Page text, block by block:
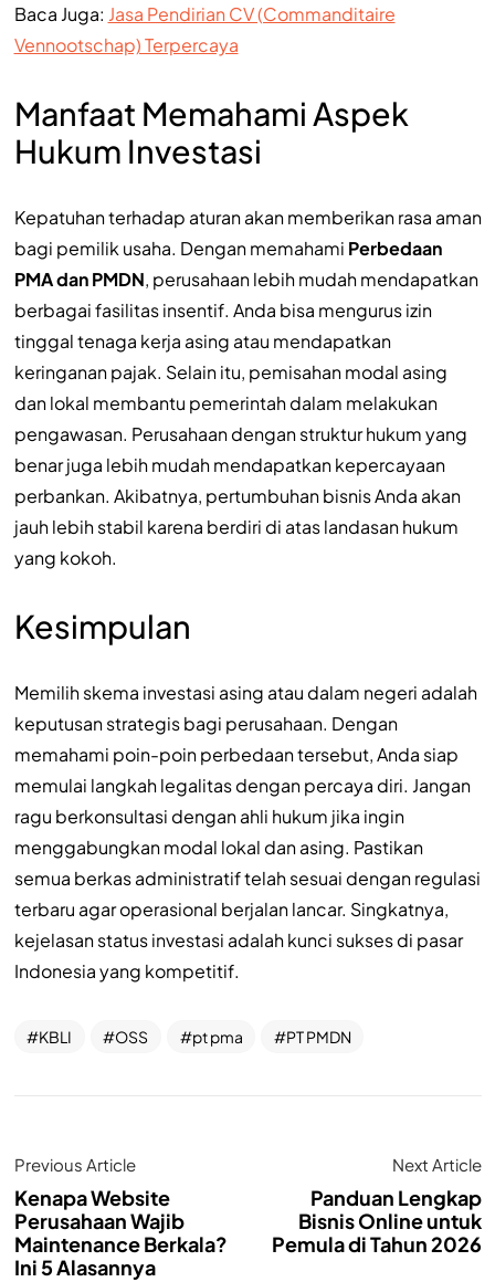
Baca Juga: Jasa Pendirian CV (Commanditaire
Vennootschap) Terpercaya
Manfaat Memahami Aspek
Hukum Investasi
Kepatuhan terhadap aturan akan memberikan rasa aman
bagi pemilik usaha. Dengan memahami Perbedaan
PMA dan PMDN, perusahaan lebih mudah mendapatkan
berbagai fasilitas insentif. Anda bisa mengurus izin
tinggal tenaga kerja asing atau mendapatkan
keringanan pajak. Selain itu, pemisahan modal asing
dan lokal membantu pemerintah dalam melakukan
pengawasan. Perusahaan dengan struktur hukum yang
benar juga lebih mudah mendapatkan kepercayaan
perbankan. Akibatnya, pertumbuhan bisnis Anda akan
jauh lebih stabil karena berdiri di atas landasan hukum
yang kokoh.
Kesimpulan
Memilih skema investasi asing atau dalam negeri adalah
keputusan strategis bagi perusahaan. Dengan
memahami poin-poin perbedaan tersebut, Anda siap
memulai langkah legalitas dengan percaya diri. Jangan
ragu berkonsultasi dengan ahli hukum jika ingin
menggabungkan modal lokal dan asing. Pastikan
semua berkas administratif telah sesuai dengan regulasi
terbaru agar operasional berjalan lancar. Singkatnya,
kejelasan status investasi adalah kunci sukses di pasar
Indonesia yang kompetitif.
KBLI OSS pt pma PT PMDN
Previous Article
Kenapa Website
Perusahaan Wajib
Maintenance Berkala?
Ini 5 Alasannya
Next Article
Panduan Lengkap
Bisnis Online untuk
Pemula di Tahun 2026